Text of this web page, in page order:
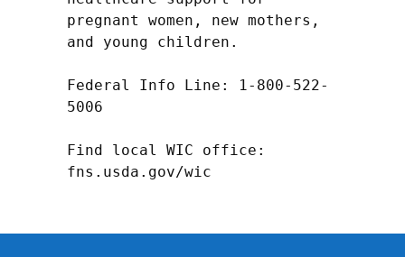
pregnant women, new mothers,
and young children.
Federal Info Line: 1-800-522-
5006
Find local WIC office:
fns.usda.gov/wic